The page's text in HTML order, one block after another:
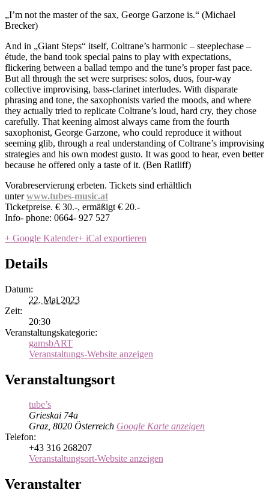
„I’m not the master of the sax, George Garzone is.“ (Michael
Brecker)
And in „Giant Steps“ itself, Coltrane’s harmonic – steeplechase –
étude, the band took special pains to play with expectations,
flickering between a ballad tempo and the tune’s proper fast pace.
But all through the set were surprises: solos, duos, four-way
collective improvising, bass-clarinet interludes. With disparate
phrasing and tone, the saxophonists varied the moods, and where
they actually tried to replicate Coltrane’s loud, hard cry, they chose
carefully. That keening almost always came from the fourth
saxophonist, George Garzone, who could reproduce it without
seeming glib, through a real understanding of Coltrane’s improvising
strategies and his own modest gusto. It was good to hear, even better
because he offered only a taste of it. (Ben Ratliff)
Vorabreservierung erbeten. Tickets sind erhältlich
unterwww.tubes-music.at
Ticketpreise. € 30.-, ermäßigt € 20.-
Info- phone: 0664- 927 527
+ Google Kalender+ iCal exportieren
Details
Datum:
22. Mai 2023
Zeit:
20:30
Veranstaltungskategorie:
gamsbART
Veranstaltungs-Website anzeigen
Veranstaltungsort
tube’s
Grieskai 74a
Graz, 8020 Österreich Google Karte anzeigen
Telefon:
+43 316 268207
Veranstaltungsort-Website anzeigen
Veranstalter